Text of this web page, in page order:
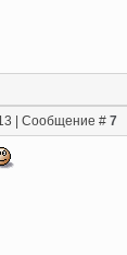
| Сообщение # 7